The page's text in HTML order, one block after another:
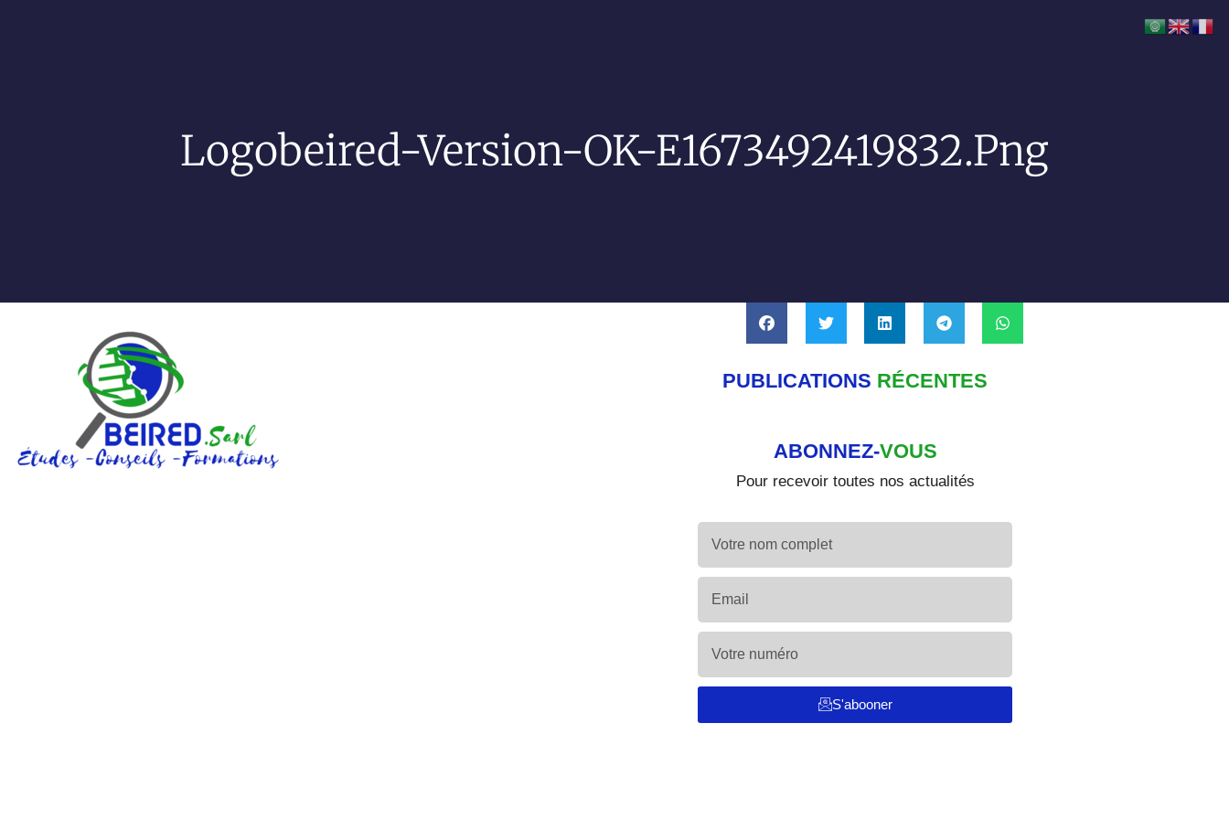
Logobeired-Version-OK-E1673492419832.png
PUBLICATIONS RÉCENTES
ABONNEZ-VOUS
Pour recevoir toutes nos actualités
S'abooner